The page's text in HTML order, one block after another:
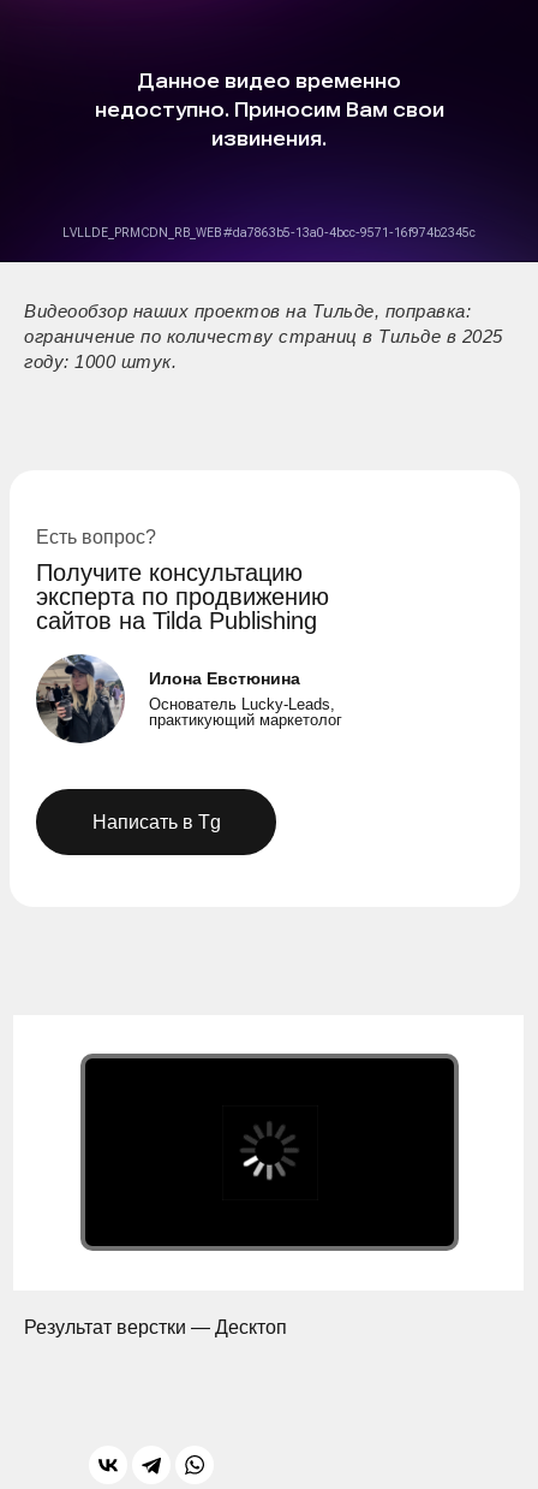
Видеообзор наших проектов на Тильде, поправка:
ограничение по количеству страниц в Тильде в 2025
году: 1000 штук.
Получите консультацию
эксперта по продвижению
сайтов на Tilda Publishing
Написать в Tg
Есть вопрос?
Илона Евстюнина
Основатель Lucky-Leads,
практикующий маркетолог
Результат верстки — Десктоп